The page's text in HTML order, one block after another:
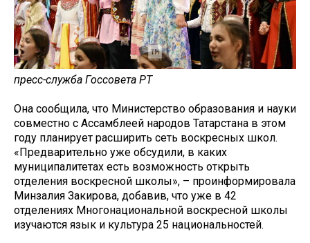
пресс-служба Госсовета РТ
Она сообщила, что Министерство образования и науки
совместно с Ассамблеей народов Татарстана в этом
году планирует расширить сеть воскресных школ.
«Предварительно уже обсудили, в каких
муниципалитетах есть возможность открыть
отделения воскресной школы», – проинформировала
Минзалия Закирова, добавив, что уже в 42
отделениях Многонациональной воскресной школы
изучаются язык и культура 25 национальностей.